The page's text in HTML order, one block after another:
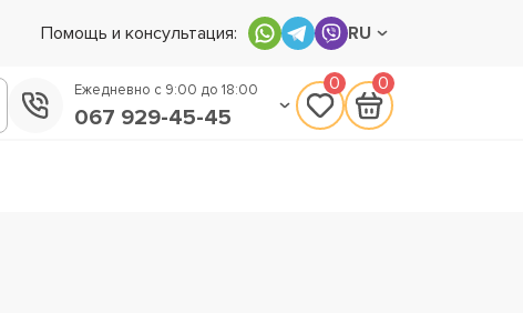
Помощь и консультация: RU
Ежедневно с 9:00 до 18:00
067 929-45-45
0 0